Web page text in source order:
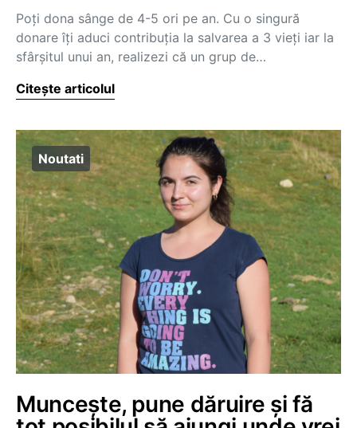
Poți dona sânge de 4-5 ori pe an. Cu o singură
donare îți aduci contribuția la salvarea a 3 vieți iar la
sfârșitul unui an, realizezi că un grup de…
Citește articolul
Noutati
Muncește, pune dăruire și fă